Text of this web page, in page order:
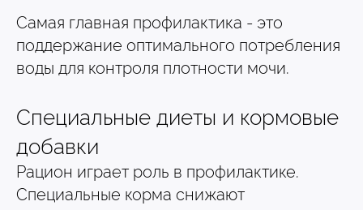
Самая главная профилактика - это
поддержание оптимального потребления
воды для контроля плотности мочи.
Специальные диеты и кормовые
добавки
Рацион играет роль в профилактике.
Специальные корма снижают